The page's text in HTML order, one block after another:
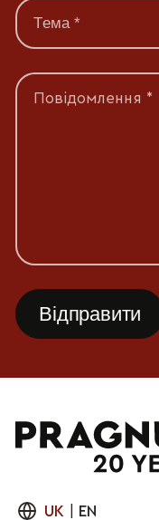
Повідомлення *
UK EN